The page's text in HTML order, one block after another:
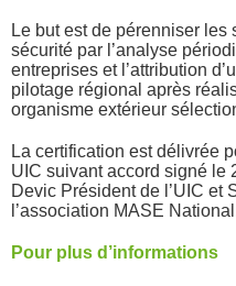
Le but est de pérenniser
sécurité par l’analyse
entreprises et l’attribution
pilotage régional après
organisme extérieur
La certification est délivrée
UIC suivant accord signé le
Devic Président de l’UIC et
l’association MASE
Pour plus d’informations